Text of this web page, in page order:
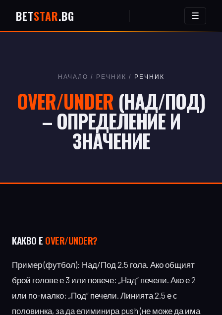
BETSTAR.BG ☰
НАЧАЛО / РЕЧНИК / РЕЧНИК
OVER/UNDER (НАД/ПОД)
– ОПРЕДЕЛЕНИЕ И
ЗНАЧЕНИЕ
КАКВО Е OVER/UNDER?
Пример (футбол): Над/Под 2.5 гола. Ако общият
брой голове е 3 или повече: „Над“ печели. Ако е 2
или по-малко: „Под“ печели. Линията 2.5 е с
половинка, за да елиминира push (не може да има